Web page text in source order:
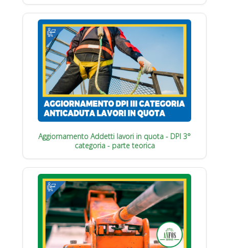
Aggiornamento Addetti lavori in quota - DPI 3°
categoria - parte teorica